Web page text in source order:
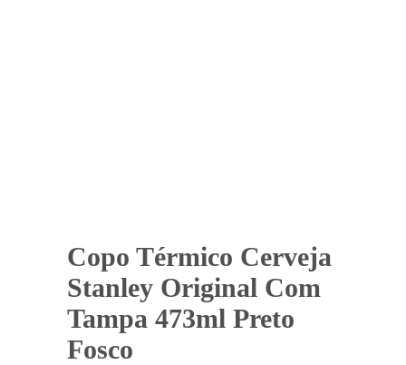
Copo Térmico Cerveja
Stanley Original Com
Tampa 473ml Preto
Fosco